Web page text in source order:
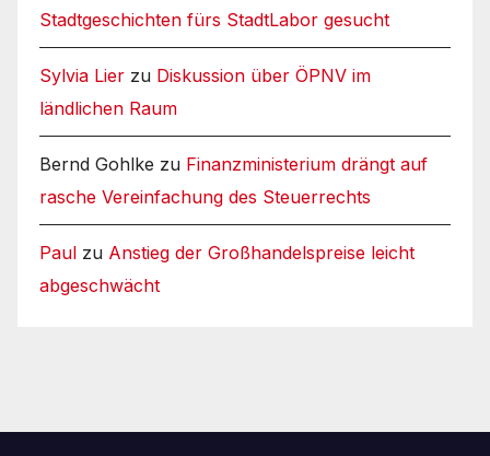
Stadtgeschichten fürs StadtLabor gesucht
Sylvia Lier zu Diskussion über ÖPNV im
ländlichen Raum
Bernd Gohlke zu Finanzministerium drängt auf
rasche Vereinfachung des Steuerrechts
Paul zu Anstieg der Großhandelspreise leicht
abgeschwächt